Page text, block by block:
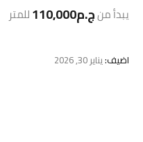
يبدأ منج.م110,000 للمتر
اضيف:يناير 30, 2026